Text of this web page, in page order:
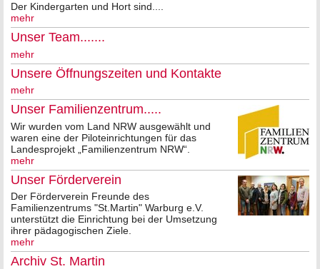
Der Kindergarten und Hort sind....
mehr
Unser Team.......
mehr
Unsere Öffnungszeiten und Kontakte
mehr
Unser Familienzentrum.....
Wir wurden vom Land NRW ausgewählt und
waren eine der Piloteinrichtungen für das
Landesprojekt „Familienzentrum NRW“.
mehr
Unser Förderverein
Der Förderverein Freunde des
Familienzentrums "St.Martin" Warburg e.V.
unterstützt die Einrichtung bei der Umsetzung
ihrer pädagogischen Ziele.
mehr
Archiv St. Martin